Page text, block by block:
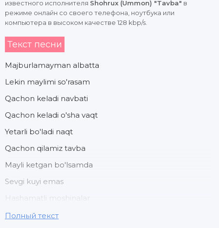
известного исполнителя Shohrux (Ummon) "Tavba" в
режиме онлайн со своего телефона, ноутбука или
компьютера в высоком качестве 128 kbp/s.
Текст песни
Majburlamayman albatta
Lekin maylimi so'rasam
Qachon keladi navbati
Qachon keladi o'sha vaqt
Yetarli bo'ladi naqt
Qachon qilamiz tavba
Mayli ketgan bo'lsamda
Sevgi kuyi emas
Hashamatli moshinalar
Hashamatli to'y emas
Полный текст